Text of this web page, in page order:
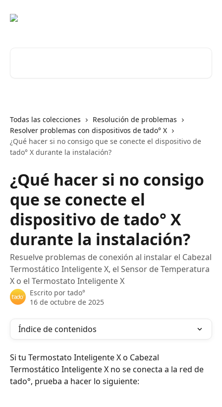
Todas las colecciones
Resolución de problemas
Resolver problemas con dispositivos de tado° X
¿Qué hacer si no consigo que se conecte el dispositivo de
tado° X durante la instalación?
¿Qué hacer si no consigo
que se conecte el
dispositivo de tado° X
durante la instalación?
Resuelve problemas de conexión al instalar el Cabezal
Termostático Inteligente X, el Sensor de Temperatura
X o el Termostato Inteligente X
Escrito por tado°
16 de octubre de 2025
Índice de contenidos
Si tu Termostato Inteligente X o Cabezal
Termostático Inteligente X no se conecta a la red de
tado°, prueba a hacer lo siguiente: